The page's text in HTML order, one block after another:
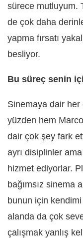
sürece mutluyum.
de çok daha
yapma fırsatı
besliyor.
Bu süreç senin
Sinemaya dair her
yüzden hem
dair çok şey fark
ayrı disiplinler
hizmet ediyorlar.
bağımsız sinema
bunun için
alanda da çok
çalışmak yanlış